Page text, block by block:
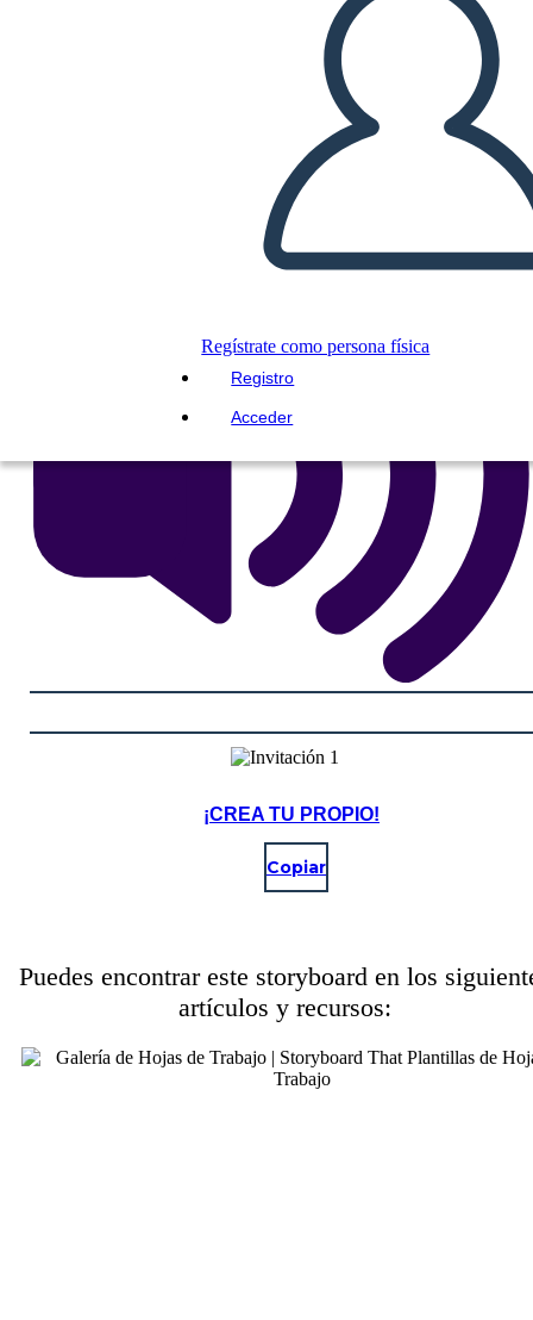
Regístrate como persona física
Registro
Acceder
Copie este guión gráfico
CREAR UN GUIÓN GRÁFICO
JUEGO DE DIAPOSITIVAS
LEERME
¡CREA TU PROPIO!
Copiar
Puedes encontrar este storyboard en los
artículos y recursos: